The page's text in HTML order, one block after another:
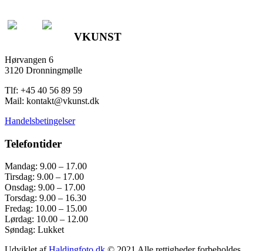
VKUNST
Hørvangen 6
3120 Dronningmølle
Tlf: +45 40 56 89 59
Mail: kontakt@vkunst.dk
Handelsbetingelser
Telefontider
Mandag: 9.00 – 17.00
Tirsdag: 9.00 – 17.00
Onsdag: 9.00 – 17.00
Torsdag: 9.00 – 16.30
Fredag: 10.00 – 15.00
Lørdag: 10.00 – 12.00
Søndag: Lukket